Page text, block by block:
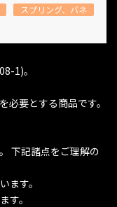
スプリング、バネ
1)。
要とする商品です。
下記諸点をご理解の
ます。
す。